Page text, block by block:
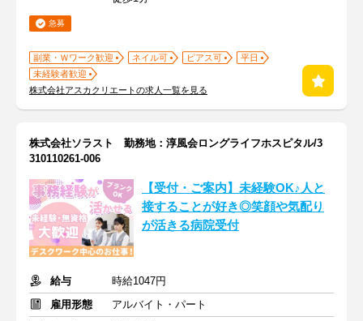
急募
副業・Ｗワーク歓迎 ネイル可 ピアス可
平日
未経験者歓迎
株式会社アスカクリエートの求人一覧を見る
株式会社ソラスト 勤務地：淳風会ロングライフホスピタル/3
310110261-006
【受付・ご案内】未経験OK♪人と
接することが好き◎笑顔や気配り
が活きる病院受付
給与
時給1047円
雇用形態
アルバイト・パート